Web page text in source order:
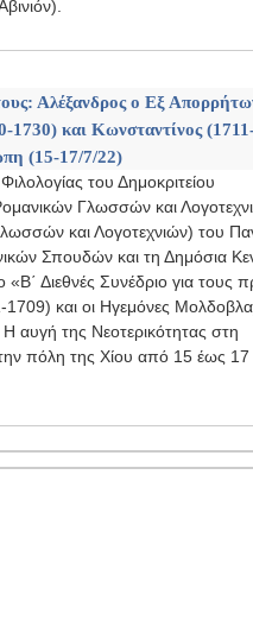
Αλέξανδρος ο Εξ
1730) και Κωνσταντίνος
(15-17/7/22)
του Δημοκριτείου
Γλωσσών και
και Λογοτεχνιών) του
Σπουδών και τη Δημόσια
«Β΄ Διεθνές Συνέδριο για τους
και οι Ηγεμόνες
αυγή της Νεοτερικότητας στη
πόλη της Χίου από 15 έως 17